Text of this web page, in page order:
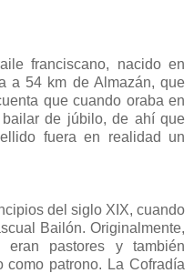
franciscano, nacido en
a 54 km de Almazán, que
que cuando oraba en
de júbilo, de ahí que
fuera en realidad un
del siglo XIX, cuando
Bailón. Originalmente,
pastores y también
patrono. La Cofradía